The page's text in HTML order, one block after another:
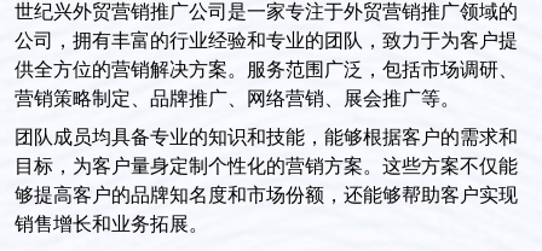
世纪兴外贸营销推广公司是一家专注于外贸营销推广领域的
公司，拥有丰富的行业经验和专业的团队，致力于为客户提
供全方位的营销解决方案。服务范围广泛，包括市场调研、
营销策略制定、品牌推广、网络营销、展会推广等。
团队成员均具备专业的知识和技能，能够根据客户的需求和
目标，为客户量身定制个性化的营销方案。这些方案不仅能
够提高客户的品牌知名度和市场份额，还能够帮助客户实现
销售增长和业务拓展。